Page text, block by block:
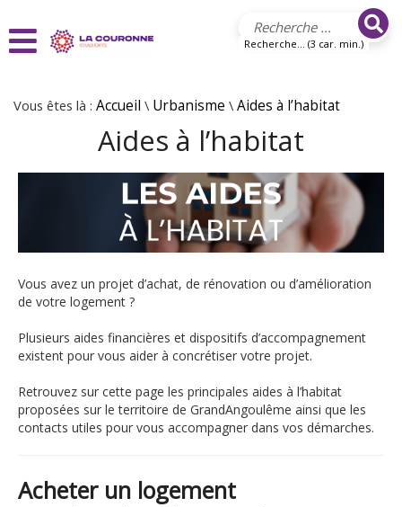
Recherche... (3 car. min.)
Vous êtes là : Accueil \ Urbanisme \ Aides à l’habitat
Aides à l’habitat
Vous avez un projet d’achat, de rénovation ou d’amélioration
de votre logement ?
Plusieurs aides financières et dispositifs d’accompagnement
existent pour vous aider à concrétiser votre projet.
Retrouvez sur cette page les principales aides à l’habitat
proposées sur le territoire de GrandAngoulême ainsi que les
contacts utiles pour vous accompagner dans vos démarches.
Acheter un logement